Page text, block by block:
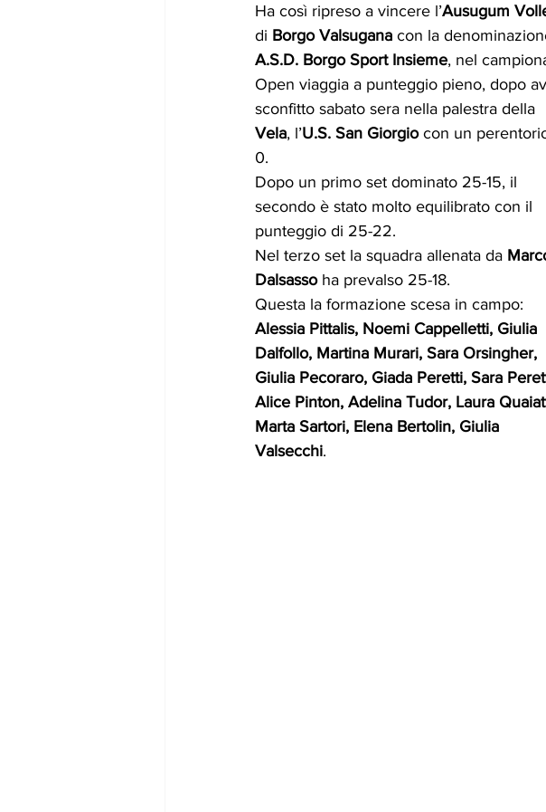
Ha così ripreso a vincere l’Ausugum
di Borgo Valsugana con la
A.S.D. Borgo Sport Insieme, nel
Open viaggia a punteggio pieno, dopo
sconfitto sabato sera nella palestra della
Vela, l’U.S. San Giorgio con un
0.
Dopo un primo set dominato 25-15, il
secondo è stato molto equilibrato con il
punteggio di 25-22.
Nel terzo set la squadra allenata da
Dalsasso ha prevalso 25-18.
Questa la formazione scesa in campo:
Alessia Pittalis, Noemi Cappelletti, Giulia
Dalfollo, Martina Murari, Sara Orsingher,
Giulia Pecoraro, Giada Peretti, Sara
Alice Pinton, Adelina Tudor, Laura
Marta Sartori, Elena Bertolin, Giulia
Valsecchi.